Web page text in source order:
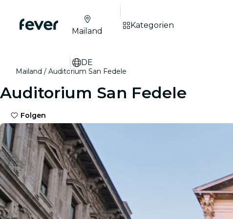
Mailand
DE
Kategorien
Mailand Auditorium San Fedele
Auditorium San Fedele
Folgen